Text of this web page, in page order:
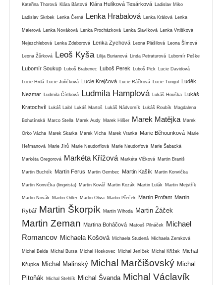
Kateřina Thorová Klára Bártová Klára Hulíková Tesárková Ladislav Miko
Ladislav Skrbek Lenka Černá Lenka Hrabalová Lenka Králová Lenka
Maierová Lenka Nováková Lenka Procházková Lenka Slavíková Lenka Vrtišková
Nejezchlebová Lenka Zdeborová Lenka Zychová Leona Plášilová Leona Šímová
Leona Žůrková Leoš Kyša Lilija Burianová Linda Petraturová Lubomír Peške
Lubomír Soukup Luboš Brabenec Luboš Perek Luboš Pick Lucie Davidová
Lucie Hrdá Lucie Juřičková Lucie Krejčová Lucie Ráčková Lucie Tungul Luděk
Nezmar Ludmila Čírtková Ludmila Hamplová Lukáš Houška Lukáš
Kratochvíl Lukáš Laibl Lukáš Martoš Lukáš Nádvorník Lukáš Roubík Magdalena
Bohutínská Marco Stella Marek Audy Marek Hilšer Marek Matějka Marek
Orko Vácha Marek Skarka Marek Vícha Marek Vranka Marie Běhounková Marie
Heřmanová Marie Jírů Marie Neudorflová Marie Neudorfová Marie Šabacká
Markéta Gregorová Markéta Křížová Markéta Vlčková Martin Braniš
Martin Buchtík Martin Ferus Martin Gembec Martin Kašík Martin Konvička
Martin Konvička (lingvista) Martin Kovář Martin Kozák Martin Lulák Martin Mejstřík
Martin Novák Martin Odler Martin Oliva Martin Přeček Martin Profant Martin
Rybář Martin Škorpík Martin Wihoda Martin Žáček
Martin Zeman Martina Boháčová Matouš Pilnáček
Michael
Romancov Michaela Košová Michaela Studená Michaela Zemková
Michal Belda Michal Bursa Michal Hoskovec Michal Jeníček Michal Křížek Michal
Křupka Michal Malinský Michal Marčišovský Michal
Pitoňák
Michal Stehlík Michal Švanda Michal Václavík